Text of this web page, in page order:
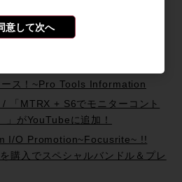
ス！~Pro Tools Information
「MTRX + S6でモニターコント
」がYouTubeに追加！
I/O Promotion~Focusrite~ !!
購入でスペシャルバンドル＆プレ
意して次へ